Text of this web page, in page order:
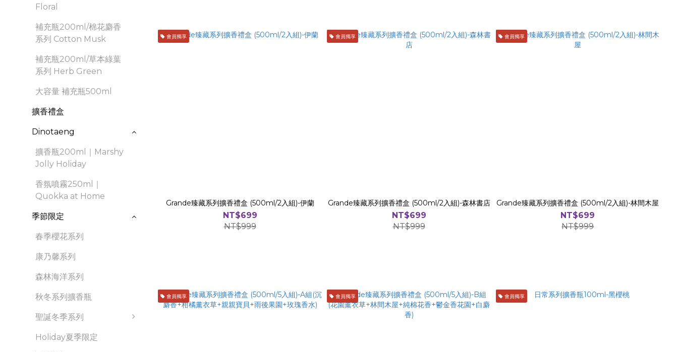
Floral
補充瓶200ml/棉花麝香
系列 Cotton Musk
補充瓶200ml/草本綠葉
系列 Herb Green
大容量 補充瓶500ml
擴香禮盒
Dinotaeng
擴香瓶200ml｜Marshy
Jolly Holiday
香氛噴霧250ml｜
Quokka at Home
季節限定
春季櫻花系列
康乃馨系列
森林海洋系列
秋冬系列擴香瓶
聖誕冬季系列
Holiday夏季限定
會員獨享
Grande臻藏系列擴香禮盒 (500ml/2入組)-伊蘭
NT$699
NT$999
會員獨享
Grande臻藏系列擴香禮盒 (500ml/2入組)-森林書店
NT$699
NT$999
會員獨享
Grande臻藏系列擴香禮盒 (500ml/2入組)-林間木屋
NT$699
NT$999
會員獨享 會員獨享 會員獨享